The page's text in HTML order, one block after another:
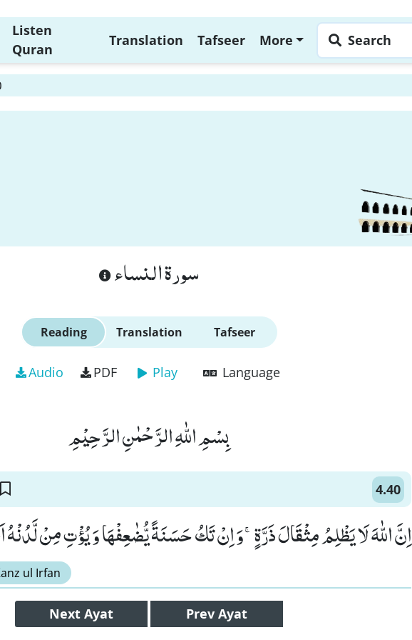
Listen
Quran
Translation Tafseer More Search
سورة النساء
Reading Translation Tafseer
Audio PDF Play Language
بِسْمِ اللّٰهِ الرَّحْمٰنِ الرَّحِیْمِ
4.40
اِنَّ اللّٰهَ لَا یَظْلِمُ مِثْقَالَ ذَرَّةٍۚ-وَ اِنْ تَكُ حَسَنَةً یُّضٰعِفْهَا وَ یُؤْتِ مِنْ لَّدُنْهُ
ul Irfan
Next Ayat Prev Ayat